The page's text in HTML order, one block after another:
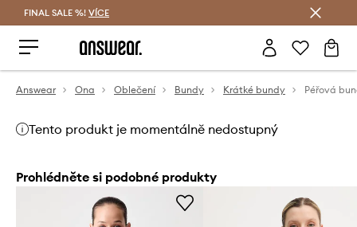
FINAL SALE %! VÍCE
Answear Ona Oblečení Bundy Krátké bundy Péřová
Tento produkt je momentálně nedostupný
Prohlédněte si podobné produkty